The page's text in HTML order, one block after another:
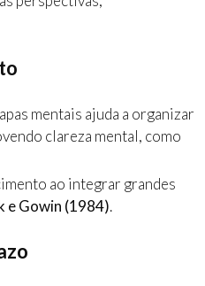
mentais ajuda a organizar
clareza mental, como
ao integrar grandes
e Gowin (1984).